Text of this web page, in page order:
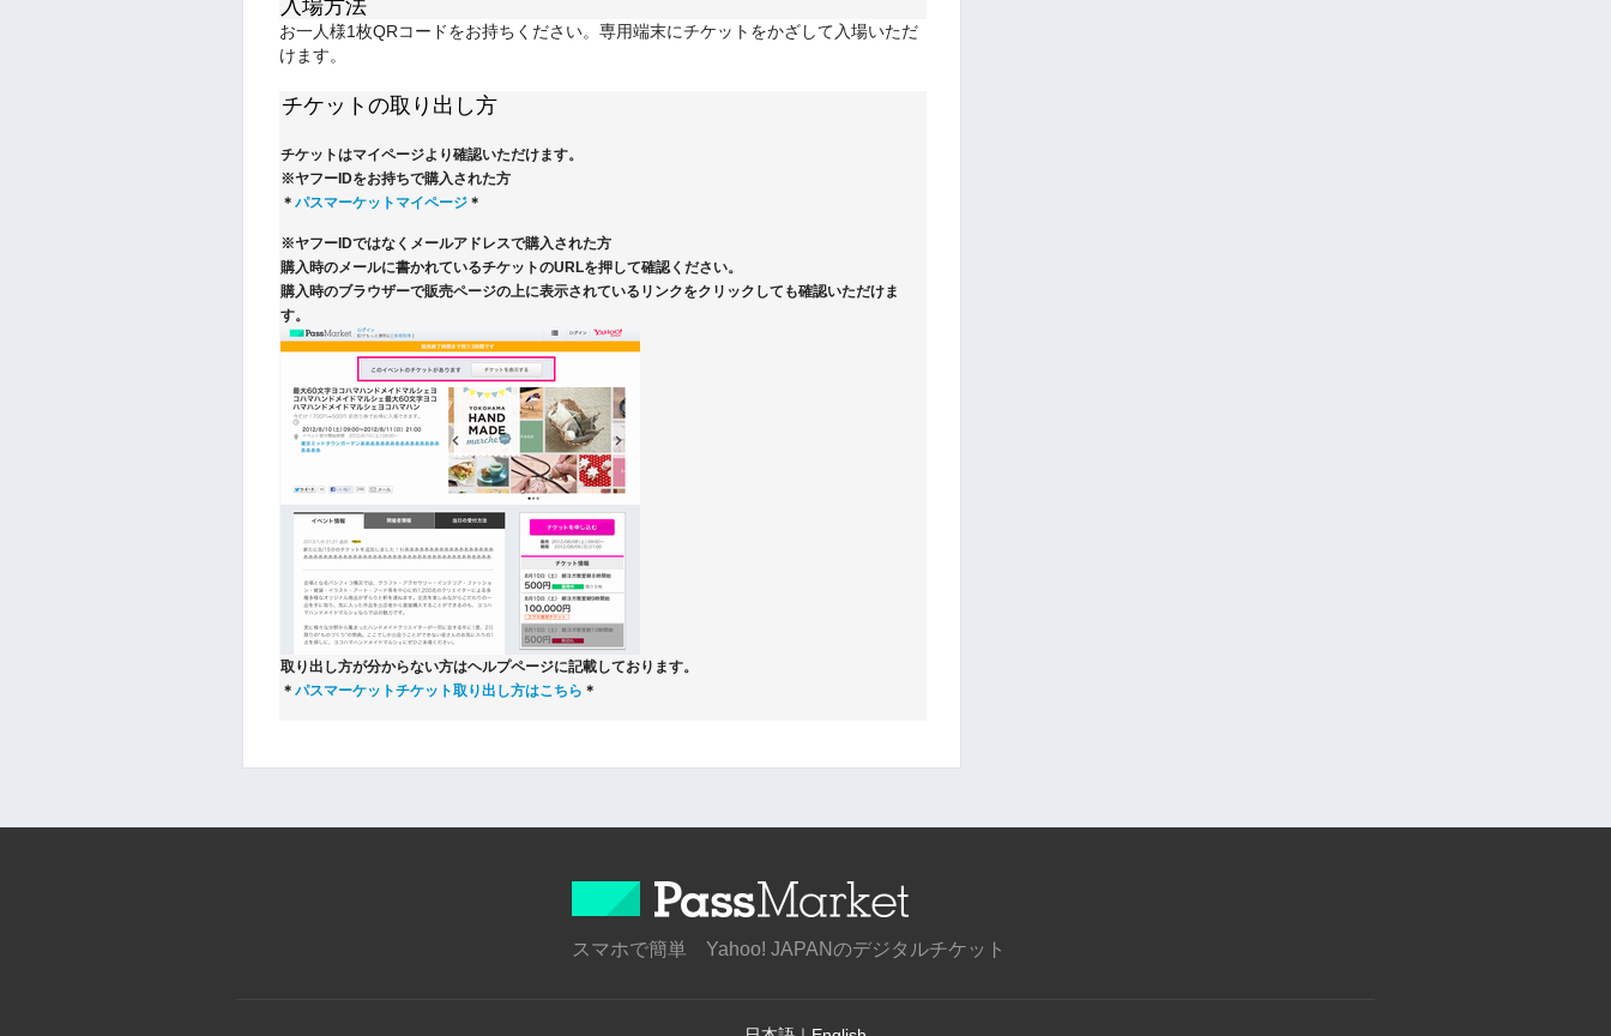
入場方法
お一人様1枚QRコードをお持ちください。専用端末にチケットをかざして入場いただ
けます。
チケットの取り出し方
チケットはマイページより確認いただけます。
※ヤフーIDをお持ちで購入された方
＊ パスマーケットマイページ ＊
※ヤフーIDではなくメールアドレスで購入された方
購入時のメールに書かれているチケットのURLを押して確認ください。
購入時のブラウザーで販売ページの上に表示されているリンクをクリックしても確認いただけま
す。
取り出し方が分からない方はヘルプページに記載しております。
＊ パスマーケットチケット取り出し方はこちら ＊
スマホで簡単 Yahoo! JAPANのデジタルチケット